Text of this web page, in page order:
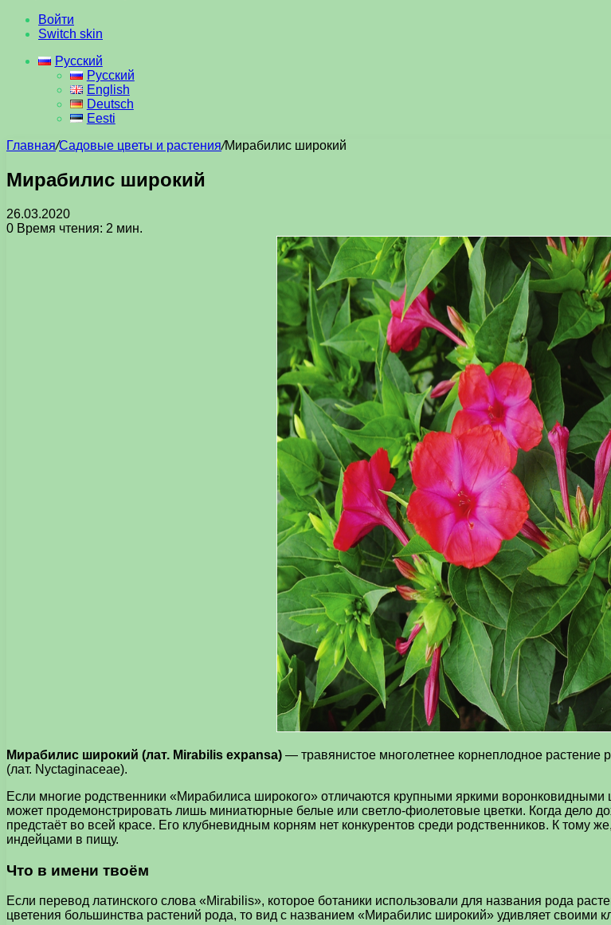
Войти
Switch skin
Русский
Русский
English
Deutsch
Eesti
Главная/Садовые цветы и растения/Мирабилис широкий
Мирабилис широкий
26.03.2020
0 Время чтения: 2 мин.
Мирабилис широкий (лат. Mirabilis expansa) — травянистое многолетнее корнеплодное
(лат. Nyctaginaceae).
Если многие родственники «Мирабилиса широкого» отличаются крупными яркими
может продемонстрировать лишь миниатюрные белые или светло-фиолетовые цветки. Когда дело
предстаёт во всей красе. Его клубневидным корням нет конкурентов среди родственников. К тому
индейцами в пищу.
Что в имени твоём
Если перевод латинского слова «Mirabilis», которое ботаники использовали для названия рода
цветения большинства растений рода, то вид с названием «Мирабилис широкий» удивляет своими